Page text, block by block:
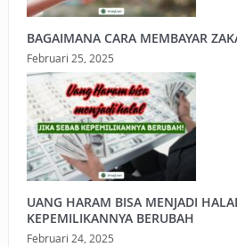
BAGAIMANA CARA MEMBAYAR
Februari 25, 2025
UANG HARAM BISA MENJADI
KEPEMILIKANNYA BERUBAH
Februari 24, 2025